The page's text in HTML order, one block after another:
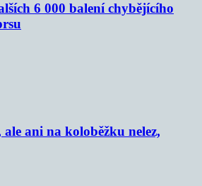
6 000 balení chybějícího
ani na koloběžku nelez,